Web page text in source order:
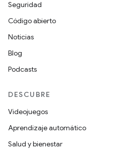
Seguridad
Código abierto
Noticias
Blog
Podcasts
DESCUBRE
Videojuegos
Aprendizaje automático
Salud y bienestar